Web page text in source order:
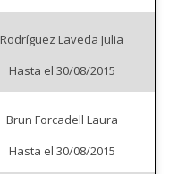
Rodríguez Laveda Julia
Hasta el 30/08/2015
Brun Forcadell Laura
Hasta el 30/08/2015